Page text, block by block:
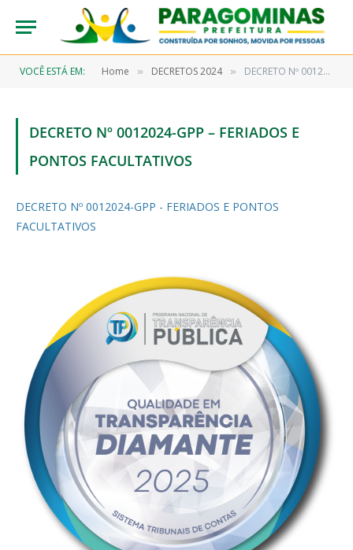
VOCÊ ESTÁ EM: Home » DECRETOS 2024 » DECRETO Nº 0012024-GPP – FERIADOS E PONTOS FACULTATIVOS
DECRETO Nº 0012024-GPP – FERIADOS E
PONTOS FACULTATIVOS
DECRETO Nº 0012024-GPP - FERIADOS E PONTOS
FACULTATIVOS